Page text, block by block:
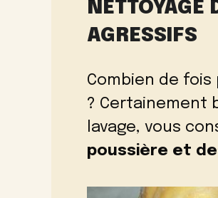
NETTOYAGE
AGRESSIFS
Combien de fois
? Certainement
lavage, vous
poussière et